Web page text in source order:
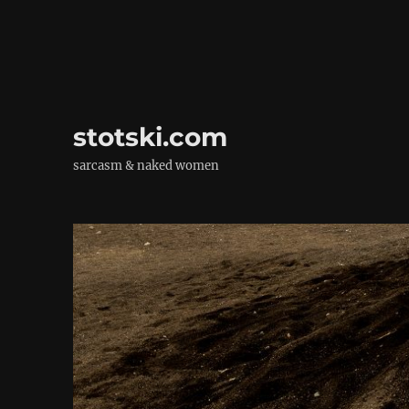
stotski.com
sarcasm & naked women